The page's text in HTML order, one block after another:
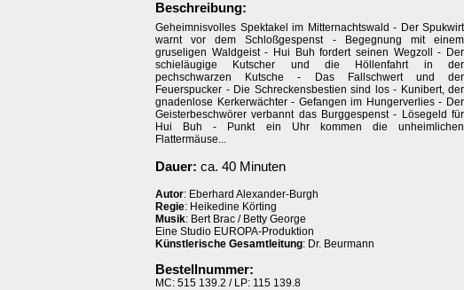
Beschreibung:
Geheimnisvolles Spektakel im Mitternachtswald - Der Spukwirt
warnt vor dem Schloßgespenst - Begegnung mit einem
gruseligen Waldgeist - Hui Buh fordert seinen Wegzoll - Der
schieläugige Kutscher und die Höllenfahrt in der
pechschwarzen Kutsche - Das Fallschwert und der
Feuerspucker - Die Schreckensbestien sind los - Kunibert, der
gnadenlose Kerkerwächter - Gefangen im Hungerverlies - Der
Geisterbeschwörer verbannt das Burggespenst - Lösegeld für
Hui Buh - Punkt ein Uhr kommen die unheimlichen
Flattermäuse...
Dauer: ca. 40 Minuten
Autor: Eberhard Alexander-Burgh
Regie: Heikedine Körting
Musik: Bert Brac / Betty George
Eine Studio EUROPA-Produktion
Künstlerische Gesamtleitung: Dr. Beurmann
Bestellnummer:
MC: 515 139.2 / LP: 115 139.8